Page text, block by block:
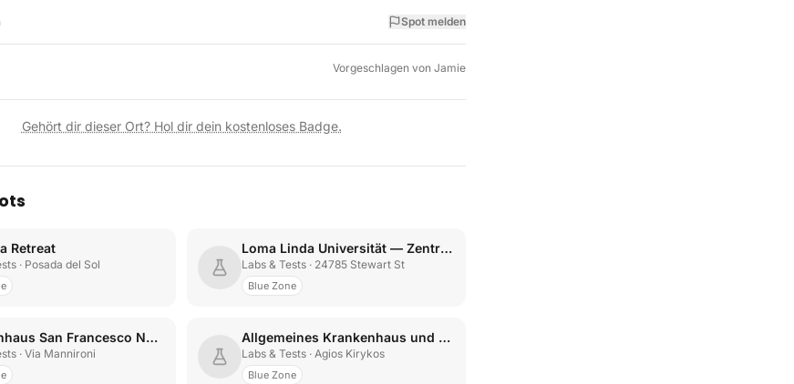
Spot melden
Vorgeschlagen von Jamie
Gehört dir dieser Ort? Hol dir dein kostenloses Badge.
Retreat
· Posada del Sol
Loma Linda Universität — Zentrum für Gesundheitsförderung
Labs & Tests · 24785 Stewart St
Blue Zone
Krankenhaus San Francesco Nuoro
· Via Mannironi
Allgemeines Krankenhaus und Gesundheitszentrum Ikaria
Labs & Tests · Agios Kirykos
Blue Zone